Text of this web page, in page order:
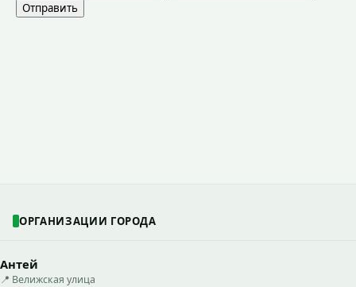
Отправить
ОРГАНИЗАЦИИ ГОРОДА
Антей
📍 Велижская улица